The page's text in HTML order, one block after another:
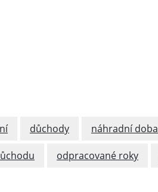
důchody náhradní doba
odpracované roky